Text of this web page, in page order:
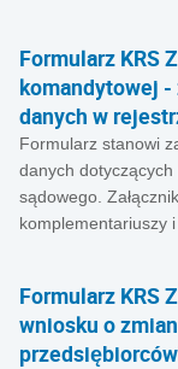
Formularz KRS
komandytowej -
danych w
Formularz stanowi
danych
sądowego.
komplementariuszy
Formularz KRS
wniosku o